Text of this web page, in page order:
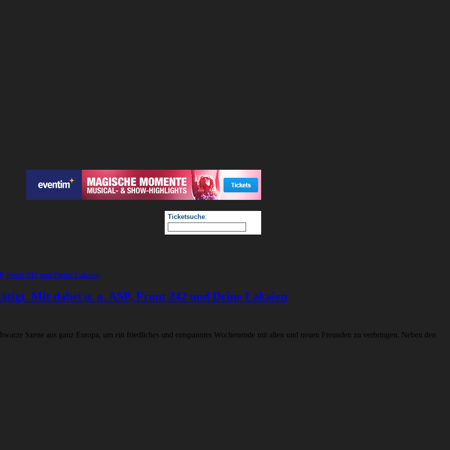
Ticketsuche:
Mit dabei u. a. ASP, Front 242 und Deine Lakaien
Szene aus ganz Europa, um ein friedliches und entspanntes Wochenende mit alten und neuen Freunden zu verbringen. Neben den